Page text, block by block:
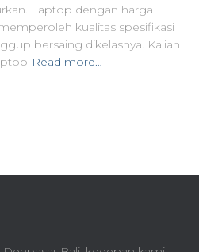
Laptop dengan harga
kualitas spesifikasi
bersaing dikelasnya. Kalian
Read more…